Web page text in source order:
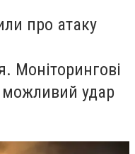
про атаку
. Моніторингові
удар